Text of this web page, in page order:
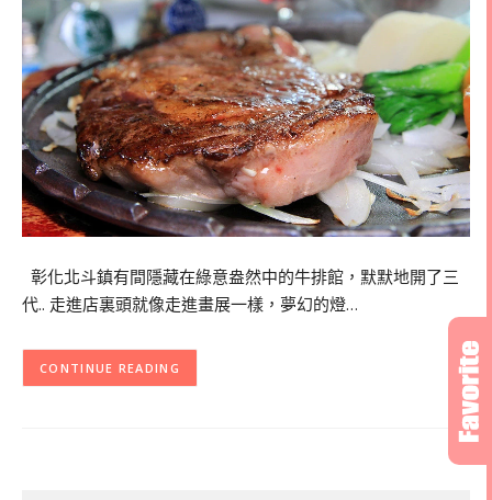
彰化北斗鎮有間隱藏在綠意盎然中的牛排館，默默地開了三
代.. 走進店裏頭就像走進畫展一樣，夢幻的燈…
CONTINUE READING